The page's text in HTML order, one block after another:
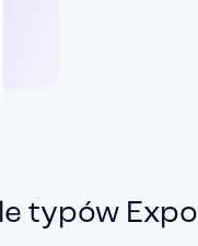
typów Expo